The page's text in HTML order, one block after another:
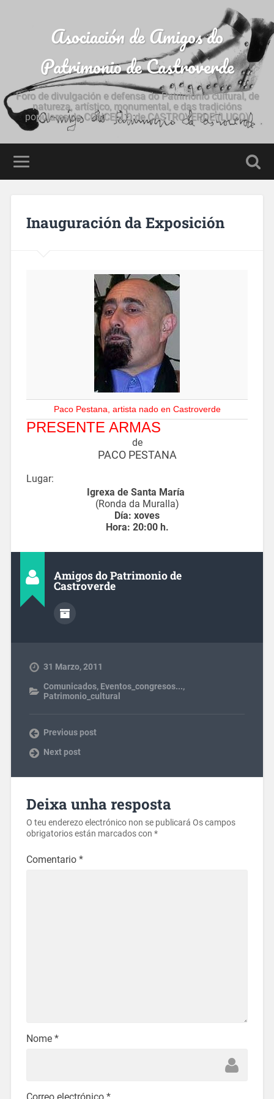
Asociación de Amigos do
Patrimonio de Castroverde
Foro de divulgación e defensa do Patrimonio cultural, de
natureza, artístico, monumental, e das tradicións
populares do CONCELLO de CASTROVERDE (LUGO)
Inauguración da Exposición
Paco Pestana, artista nado en Castroverde
PRESENTE ARMAS
de
PACO PESTANA
Lugar:
Igrexa de Santa María
(Ronda da Muralla)
Día: xoves
Hora: 20:00 h.
Amigos do Patrimonio de
Castroverde
31 Marzo, 2011
Comunicados, Eventos_congresos...,
Patrimonio_cultural
Previous post
Next post
Deixa unha resposta
O teu enderezo electrónico non se publicará Os campos
obrigatorios están marcados con *
Comentario *
Nome *
Correo electrónico *